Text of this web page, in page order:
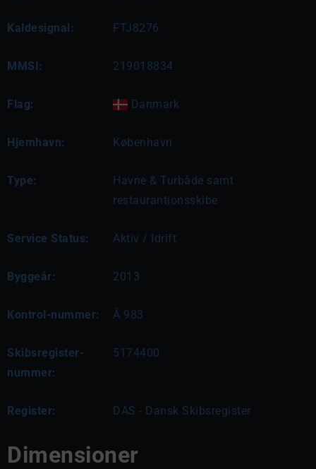
Kaldesignal: FTJ8276
MMSI: 219018834
Flag: Danmark
Hjemhavn: København
Type:
Havne & Turbåde samt
restaurantionsskibe
Service Status: Aktiv / Idrift
Byggeår: 2013
Kontrol-nummer: Å 983
Skibsregister-
nummer:
5174400
Register: DAS - Dansk Skibsregister
Dimensioner